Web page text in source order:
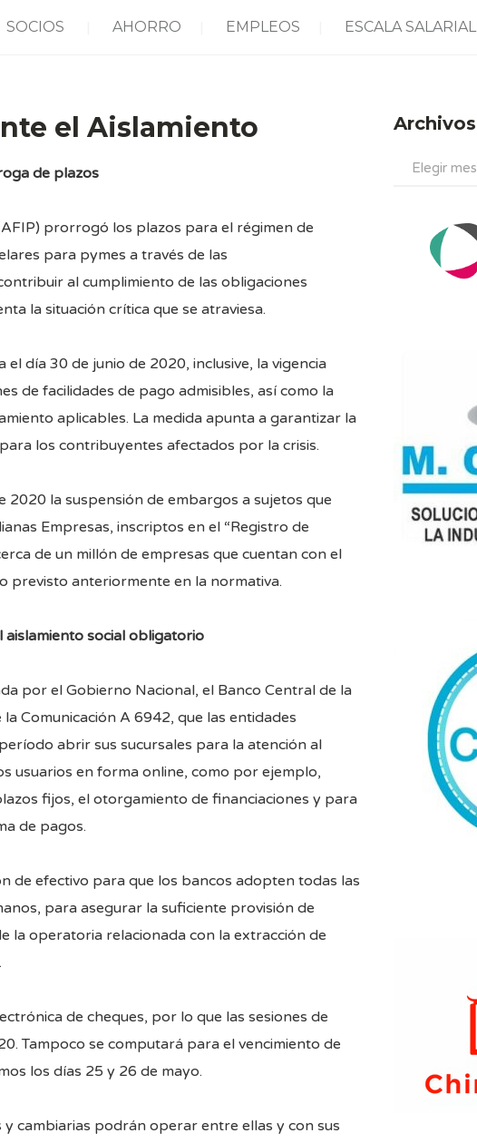
SOCIOS AHORRO EMPLEOS ESCALA SALARIAL
el Aislamiento
de plazos
prorrogó los plazos para el régimen de
para pymes a través de las
al cumplimiento de las obligaciones
la situación crítica que se atraviesa.
día 30 de junio de 2020, inclusive, la vigencia
de facilidades de pago admisibles, así como la
aplicables. La medida apunta a garantizar la
los contribuyentes afectados por la crisis.
la suspensión de embargos a sujetos que
Empresas, inscriptos en el “Registro de
de un millón de empresas que cuentan con el
previsto anteriormente en la normativa.
aislamiento social obligatorio
por el Gobierno Nacional, el Banco Central de la
la Comunicación A 6942, que las entidades
abrir sus sucursales para la atención al
usuarios en forma online, como por ejemplo,
fijos, el otorgamiento de financiaciones y para
de pagos.
de efectivo para que los bancos adopten todas las
para asegurar la suficiente provisión de
la operatoria relacionada con la extracción de
de cheques, por lo que las sesiones de
Tampoco se computará para el vencimiento de
los días 25 y 26 de mayo.
cambiarias podrán operar entre ellas y con sus
Archivos
Archivos